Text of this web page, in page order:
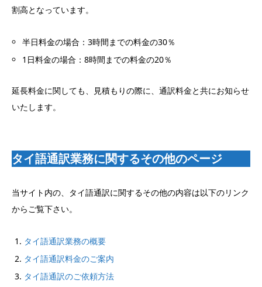
割高となっています。
半日料金の場合：3時間までの料金の30％
1日料金の場合：8時間までの料金の20％
延長料金に関しても、見積もりの際に、通訳料金と共にお知らせ
いたします。
タイ語通訳業務に関するその他のページ
当サイト内の、タイ語通訳に関するその他の内容は以下のリンク
からご覧下さい。
タイ語通訳業務の概要
タイ語通訳料金のご案内
タイ語通訳のご依頼方法